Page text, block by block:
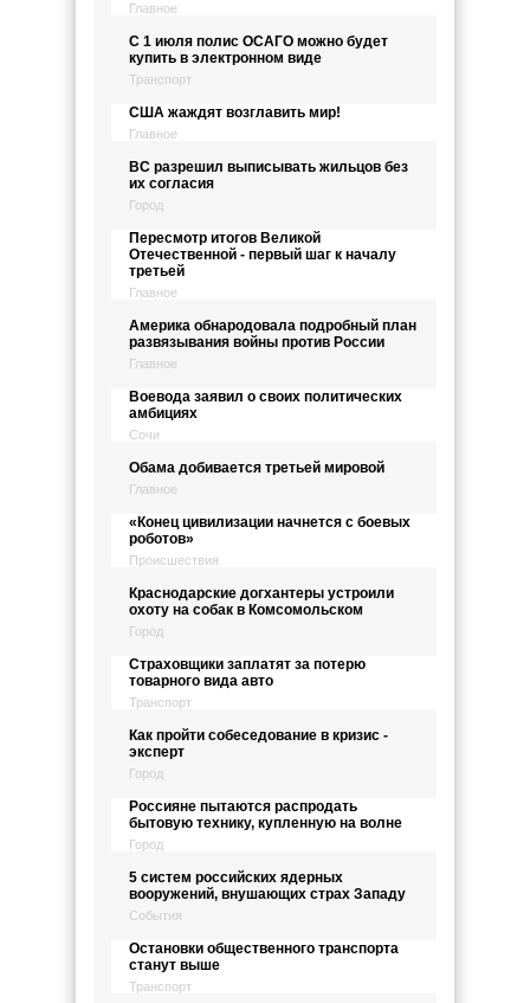
Главное
С 1 июля полис ОСАГО можно будет
купить в электронном виде
Транспорт
США жаждят возглавить мир!
Главное
ВС разрешил выписывать жильцов без
их согласия
Город
Пересмотр итогов Великой
Отечественной - первый шаг к началу
третьей
Главное
Америка обнародовала подробный план
развязывания войны против России
Главное
Воевода заявил о своих политических
амбициях
Сочи
Обама добивается третьей мировой
Главное
«Конец цивилизации начнется с боевых
роботов»
Происшествия
Краснодарские догхантеры устроили
охоту на собак в Комсомольском
Город
Страховщики заплатят за потерю
товарного вида авто
Транспорт
Как пройти собеседование в кризис -
эксперт
Город
Россияне пытаются распродать
бытовую технику, купленную на волне
Город
5 систем российских ядерных
вооружений, внушающих страх Западу
События
Остановки общественного транспорта
станут выше
Транспорт